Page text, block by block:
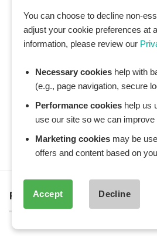
FANPAGE
You can choose to decline non-
adjust your cookie preferences at
information, please review our
Necessary cookies help with
(e.g., page navigation, secure
Performance cookies help us
use our site so we can improve
Marketing cookies may be
offers and content based on
Accept Decline